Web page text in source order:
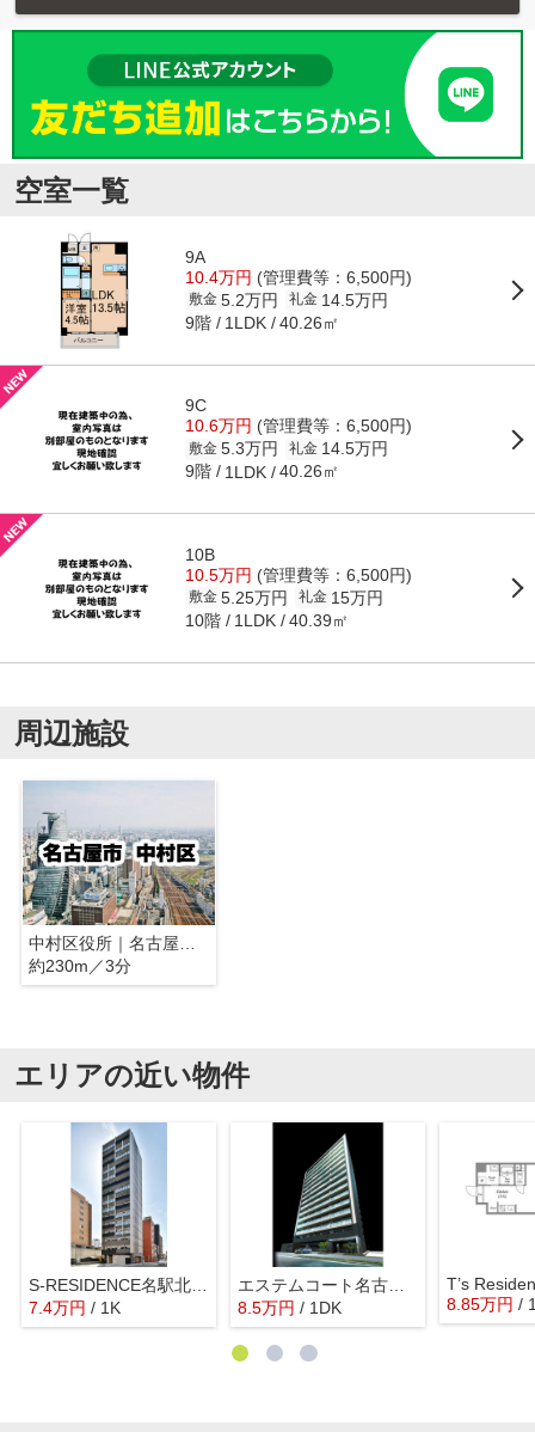
空室一覧
9A
10.4万円 (管理費等：6,500円)
敷金 5.2万円 礼金 14.5万円
9階 1LDK 40.26㎡
9C
10.6万円 (管理費等：6,500円)
敷金 5.3万円 礼金 14.5万円
9階 1LDK 40.26㎡
10B
10.5万円 (管理費等：6,500円)
敷金 5.25万円 礼金 15万円
10階 1LDK 40.39㎡
周辺施設
約230m／3分
エリアの近い物件
S-RESIDENCE名駅北alesia(
7.4万円 / 1K
エステムコート名古屋セントリア
8.5万円 / 1DK
T’s
8.85万円 /